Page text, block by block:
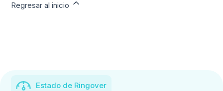
Regresar al inicio
Estado de Ringover